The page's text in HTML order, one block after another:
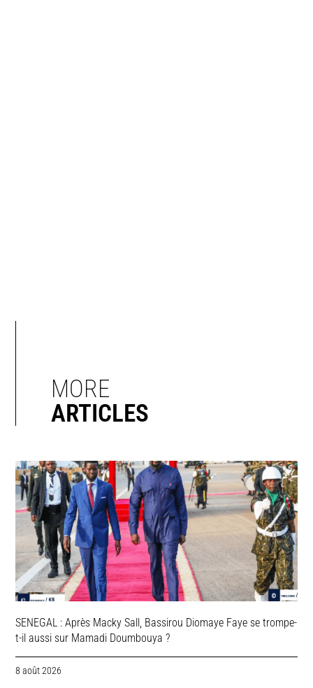
MORE
ARTICLES
SENEGAL : Après Macky Sall, Bassirou Diomaye Faye se trompe-
t-il aussi sur Mamadi Doumbouya ?
8 août 2026